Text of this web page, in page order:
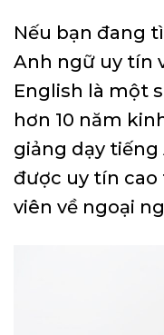
Nếu bạn đang
Anh ngữ uy tín
English là một
hơn 10 năm
giảng dạy
được uy tín cao
viên về ngoại